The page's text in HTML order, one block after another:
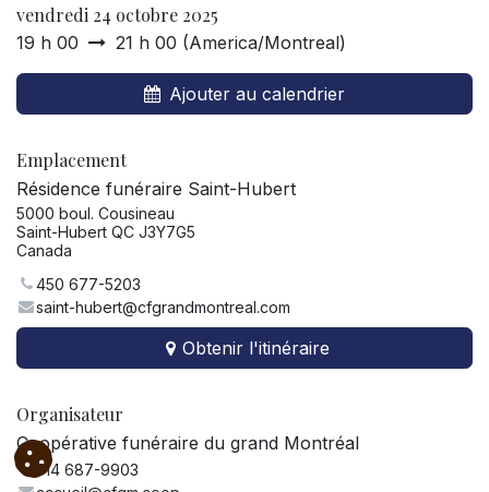
vendredi 24 octobre 2025
19 h 00 21 h 00 (America/Montreal)
Ajouter au calendrier
Emplacement
Résidence funéraire Saint-Hubert
5000 boul. Cousineau
Saint-Hubert QC J3Y7G5
Canada
450 677-5203
saint-hubert@cfgrandmontreal.com
Obtenir l'itinéraire
Organisateur
Coopérative funéraire du grand Montréal
514 687-9903